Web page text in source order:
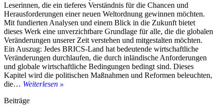
Leserinnen, die ein tieferes Verständnis für die Chancen und
Herausforderungen einer neuen Weltordnung gewinnen möchten.
Mit fundierten Analysen und einem Blick in die Zukunft bietet
dieses Werk eine unverzichtbare Grundlage für alle, die die globalen
Veränderungen unserer Zeit verstehen und mitgestalten möchten.
Ein Auszug: Jedes BRICS-Land hat bedeutende wirtschaftliche
Veränderungen durchlaufen, die durch inländische Anforderungen
und globale wirtschaftliche Bedingungen bedingt sind. Dieses
Kapitel wird die politischen Maßnahmen und Reformen beleuchten,
die… Weiterlesen »
Beiträge